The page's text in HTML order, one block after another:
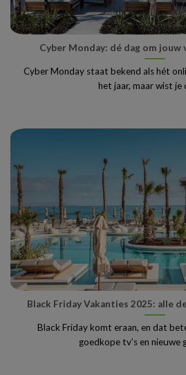
Cyber Monday: dé dag om
Cyber Monday staat bekend als hét
het jaar, maar wist je
Black Friday Vakanties 2025: alle
Black Friday komt eraan, en dat
goedkope tv’s en nieuwe